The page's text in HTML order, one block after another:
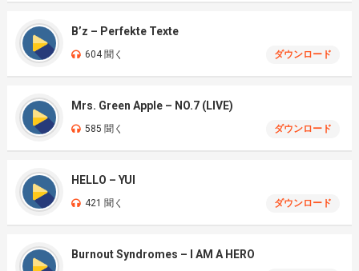
B’z – Perfekte Texte
604 聞く ダウンロード
Mrs. Green Apple – NO.7 (LIVE)
585 聞く ダウンロード
HELLO – YUI
421 聞く ダウンロード
Burnout Syndromes – I AM A HERO